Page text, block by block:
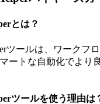
とは？
ツールは、ワークフ
ートな自動化でより
ツールを使う理由は